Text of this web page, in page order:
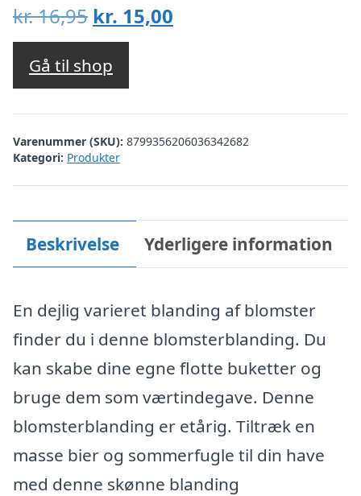
kr.16,95 Den
oprindelige
pris
var:
kr. 16,95.
kr. 15,00
kr. 15,00.
Gå til shop
Varenummer (SKU): 8799356206036342682
Kategori: Produkter
Beskrivelse Yderligere information
En dejlig varieret blanding af blomster
finder du i denne blomsterblanding. Du
kan skabe dine egne flotte buketter og
bruge dem som værtindegave. Denne
blomsterblanding er etårig. Tiltræk en
masse bier og sommerfugle til din have
med denne skønne blanding